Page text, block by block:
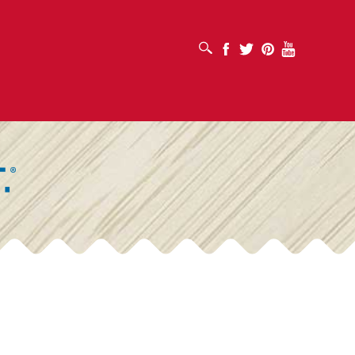
SUCHFELD ÖFFNENFacebook
Twitter PinterestYoutube